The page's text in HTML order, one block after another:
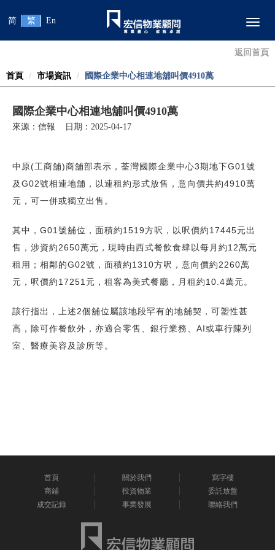
简 繁 En
返回首頁
首頁 市場資訊 國際企業中心相連地舖叫價4910萬
國際企業中心相連地舖叫價4910萬
來源：信報 日期：2025-04-17
中原(工商舖)商舖部表示，荃灣國際企業中心3期地下G01號
及G02號相連地舖，以連租約形式放售，意向價共約4910萬
元，可一併或獨立出售。
其中，G01號舖位，面積約1519方呎，以呎價約17445元出
售，涉資約2650萬元，現時由西式餐飲食肆以每月約12萬元
租用；相鄰的G02號，面積約1310方呎，意向價約2260萬
元，呎價約17251元，租客為美式餐廳，月租約10.4萬元。
該行指出，上述2個舖位屬該地段罕有的地舖契，可塑性甚
高，除可作餐飲外，亦適合零售、銀行業務、AI或車行陳列
室、醫療美容及診所等。
首頁 關於我們
寫字樓
商鋪
投資物業
委託放盤
成交記錄
事業發展 聯絡我們